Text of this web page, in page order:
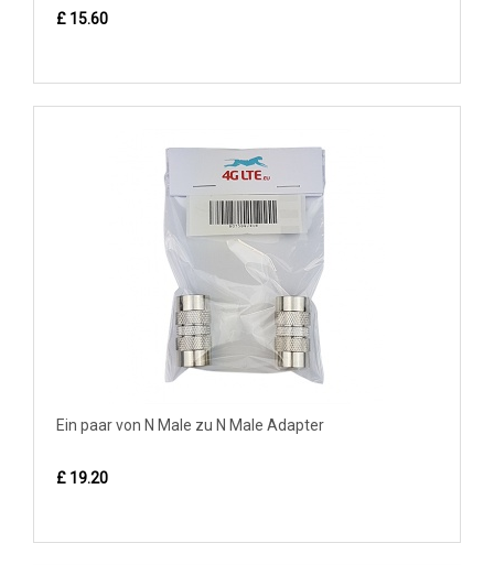
£ 15.60
Ein paar von N Male zu N Male Adapter
£ 19.20